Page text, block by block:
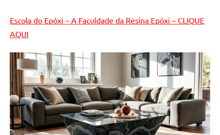
Escola do Epóxi – A Faculdade da Resina Epóxi – CLIQUE
AQUI